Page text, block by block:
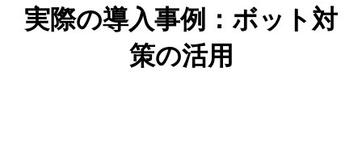
実際の導入事例：ボット対
策の活用